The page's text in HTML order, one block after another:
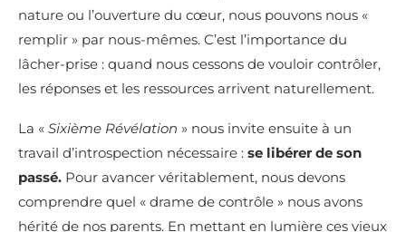
nature ou l’ouverture du cœur, nous pouvons nous «
remplir » par nous-mêmes. C’est l’importance du
lâcher-prise : quand nous cessons de vouloir contrôler,
les réponses et les ressources arrivent naturellement.
La « Sixième Révélation » nous invite ensuite à un
travail d’introspection nécessaire : se libérer de son
passé. Pour avancer véritablement, nous devons
comprendre quel « drame de contrôle » nous avons
hérité de nos parents. En mettant en lumière ces vieux